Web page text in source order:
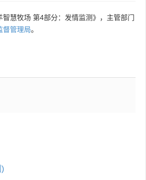
技术委员会
智慧牧场 第4部分：发情监测》，主管部门
督管理局。
)